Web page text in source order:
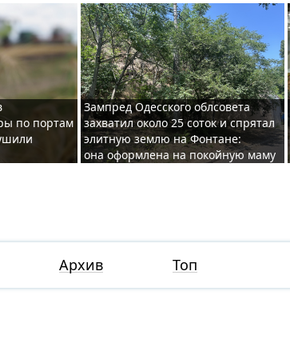
по портам
Зампред Одесского облсовета
захватил около 25 соток и спрятал
элитную землю на Фонтане:
она оформлена на покойную маму
Архив Топ